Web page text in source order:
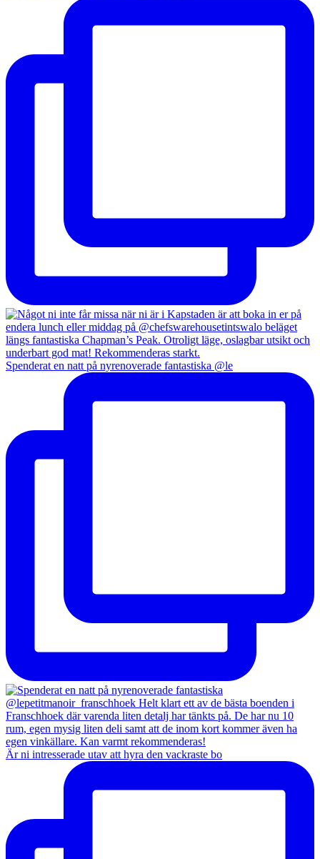
Spenderat en natt på nyrenoverade fantastiska @le
Är ni intresserade utav att hyra den vackraste bo